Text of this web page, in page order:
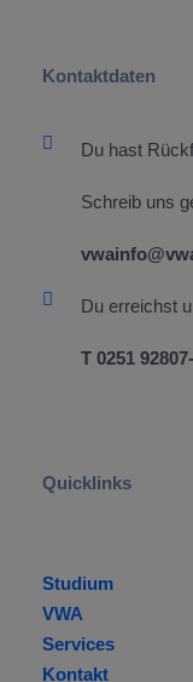
Kontaktdaten
Du hast
Schreib uns
Du erreichst
T 0251
Quicklinks
Studium
VWA
Services
Kontakt